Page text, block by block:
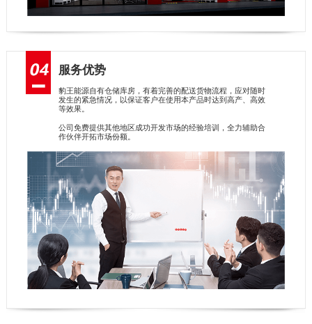
服务优势
豹王能源自有仓储库房，有着完善的配送货物流程，应对随时
发生的紧急情况，以保证客户在使用本产品时达到高产、高效
等效果。
公司免费提供其他地区成功开发市场的经验培训，全力辅助合
作伙伴开拓市场份额。